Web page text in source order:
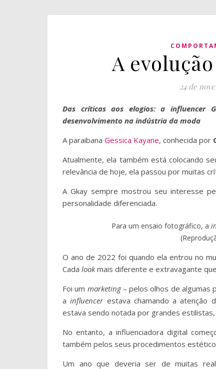
A
24 de
Das críticas aos elogios: a influencer
desenvolvimento na indústria da moda
A paraibana Gessica Kayane, conhecida por
Atualmente, ela também está colocando
relevância de hoje, ela passou por muitas
A Gkay sempre mostrou seu interesse
personalidade diferenciada.
Para um ensaio fotográfico, a
O ano de 2022 foi quando ela entrou no
Cada lookmais diferente e extravagante
Foi um marketing– pelos olhos de algumas
ainfluencerestava chamando a atenção
estava sendo notada por grandes
No entanto, a influenciadora digital
também pelos seus procedimentos
Um ano que deveria ser de muitas